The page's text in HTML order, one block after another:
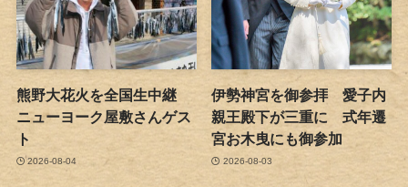
熊野大花火を全国生中継
ニューヨーク屋敷さんゲス
ト
2026-08-04
伊勢神宮を御参拝 愛子内
親王殿下が三重に 式年遷
宮お木曳にも御参加
2026-08-03